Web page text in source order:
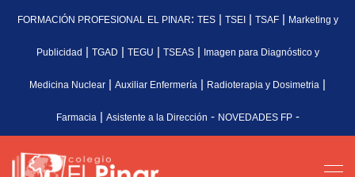
FORMACIÓN PROFESIONAL EL PINAR: TES| TSEI| TSAF| Marketing y
Publicidad | TGAD | TEGU | TSEAS| Imagen para Diagnóstico y
Medicina Nuclear | Auxiliar Enfermería | Radioterapia y Dosimetria |
Farmacia | Asistente a la Dirección - NOVEDADES FP-